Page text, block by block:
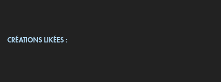
CRÉATIONS LIKÉES :